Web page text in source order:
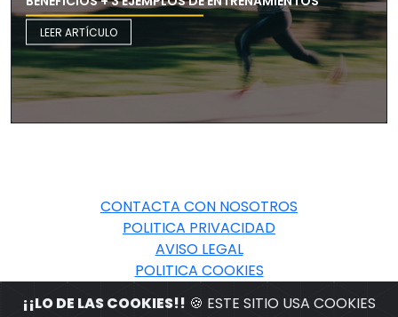
LEER ARTÍCULO
CONTACTA CON NOSOTROS
POLITICA PRIVACIDAD
AVISO LEGAL
POLITICA COOKIES
© 2026 BABELSPORT.COM
¡¡LO DE LAS COOKIES!! 🍪 ESTE SITIO USA COOKIES